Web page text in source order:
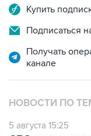
Купить
Подписаться
Получать
канале
НОВОСТИ ПО
5 августа 15:25